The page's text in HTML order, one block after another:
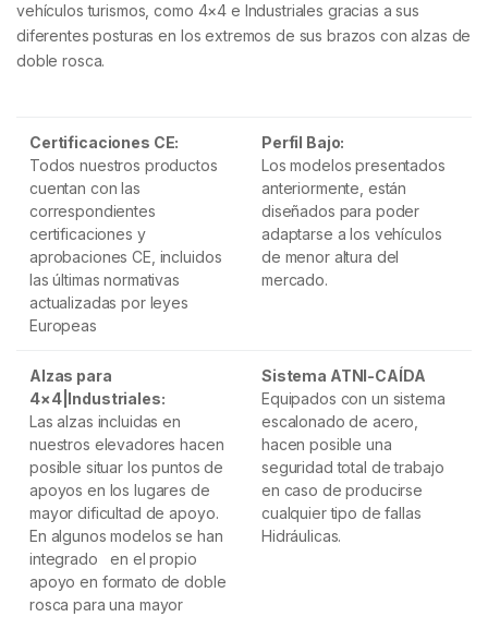
vehículos turismos, como 4×4 e Industriales gracias a sus
diferentes posturas en los extremos de sus brazos con alzas de
doble rosca.
Certificaciones CE:
Todos nuestros productos
cuentan con las
correspondientes
certificaciones y
aprobaciones CE, incluidos
las últimas normativas
actualizadas por leyes
Europeas
Perfil Bajo:
Los modelos presentados
anteriormente, están
diseñados para poder
adaptarse a los vehículos
de menor altura del
mercado.
Alzas para
4×4|Industriales:
Las alzas incluidas en
nuestros elevadores hacen
posible situar los puntos de
apoyos en los lugares de
mayor dificultad de apoyo.
En algunos modelos se han
integrado en el propio
apoyo en formato de doble
rosca para una mayor
Sistema ATNI-CAÍDA
Equipados con un sistema
escalonado de acero,
hacen posible una
seguridad total de trabajo
en caso de producirse
cualquier tipo de fallas
Hidráulicas.